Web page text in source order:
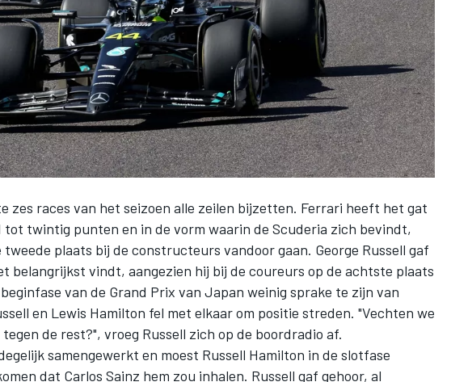
zes races van het seizoen alle zeilen bijzetten. Ferrari heeft het gat
tot twintig punten en in de vorm waarin de Scuderia zich bevindt,
tweede plaats bij de constructeurs vandoor gaan. George Russell gaf
belangrijkst vindt, aangezien hij bij de coureurs op de achtste plaats
van de Grand Prix van Japan weinig sprake te zijn van
en Lewis Hamilton fel met elkaar om positie streden. "Vechten we
de rest?", vroeg Russell zich op de boordradio af.
samengewerkt en moest Russell Hamilton in de slotfase
dat Carlos Sainz hem zou inhalen. Russell gaf gehoor, al